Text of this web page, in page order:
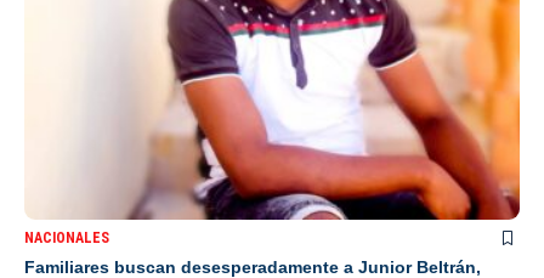
NACIONALES
Familiares buscan desesperadamente a Junior Beltrán,